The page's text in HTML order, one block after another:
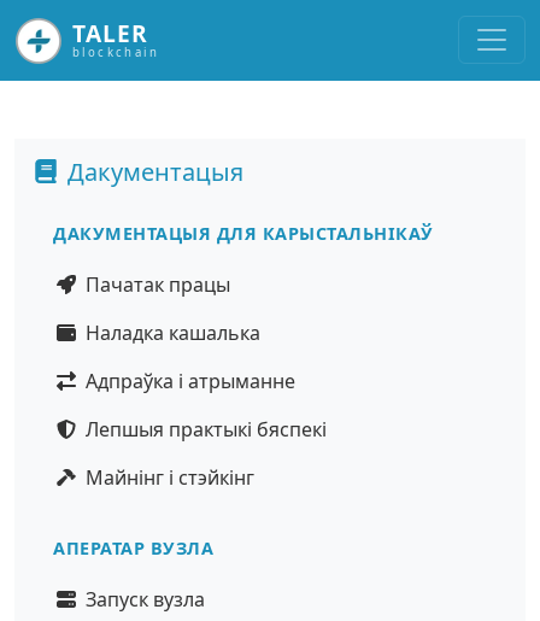
TALER
blockchain
Дакументацыя
ДАКУМЕНТАЦЫЯ ДЛЯ КАРЫСТАЛЬНІКАЎ
Пачатак працы
Наладка кашалька
Адпраўка і атрыманне
Лепшыя практыкі бяспекі
Майнінг і стэйкінг
АПЕРАТАР ВУЗЛА
Запуск вузла